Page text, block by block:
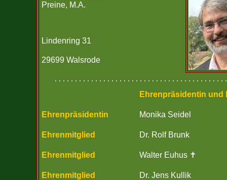
Preine, M.A.
Lindenring 31
29699 Walsrode
. . . . . . . . . . . . . . . . . . . . . . . . . . . . . . . . . . . . . . . . .
Ehrenpräsidentin und
Ehrenpräsidentin Monika Seidel
Ehrenmitglied Dr. Rolf Brunk
Ehrenmitglied Walter Euhus ✝
Ehrenmitglied Dr. Jens Kullik